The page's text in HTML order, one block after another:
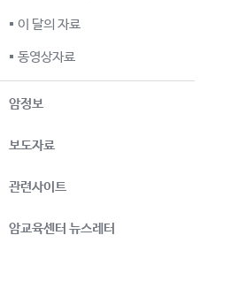
이 달의 자료
동영상자료
암정보
보도자료
관련사이트
암교육센터 뉴스레터